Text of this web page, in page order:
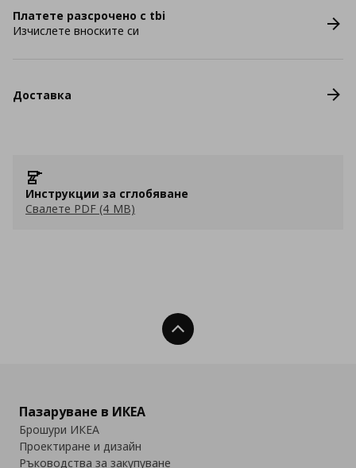
Платете разсрочено с tbi
Изчислете вноските си
Доставка
Инструкции за сглобяване
Свалете PDF (4 MB)
Нагоре
Пазаруване в ИКЕА
Брошури ИКЕА
Проектиране и дизайн
Ръководства за закупуване